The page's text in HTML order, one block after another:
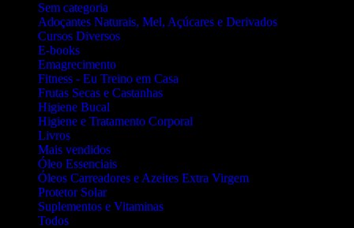
Sem categoria
Adoçantes Naturais, Mel, Açúcares e Derivados
Cursos Diversos
E-books
Emagrecimento
Fitness - Eu Treino em Casa
Frutas Secas e Castanhas
Higiene Bucal
Higiene e Tratamento Corporal
Livros
Mais vendidos
Óleo Essenciais
Óleos Carreadores e Azeites Extra Virgem
Protetor Solar
Suplementos e Vitaminas
Todos